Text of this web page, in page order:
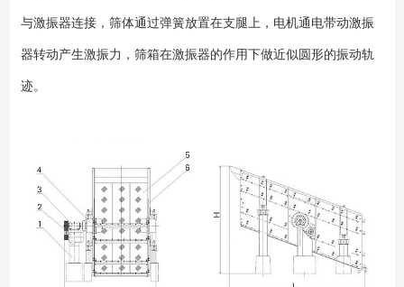
（当提供时），必须给予防护，以免遭受直接强烈光照，高温，较大的昼
夜温度变化或机械性损坏。 无论使用何种包装材料，设备均应放置在
合格后，可进行试运转，试运转前应详细检查各处的螺栓是否紧固，筛机
周围是否有妨碍筛框振动的障碍物。 试运转4－6小时，观察筛机运行
情况，若发现异常声响或失振现象，应及时停机检查原因，排除故障。试
运转时应检查以下项目： 1、振动器轴承的温度，要求*高温度不超过
75℃，温升不超过45℃。 2、各处紧固螺栓的紧固情况，发现松动应
及时按时拧紧。 振动筛试运转合格后可投入生产。筛机投入生产后的
与激振器连接，筛体通过弹簧放置在支腿上，电机通电带动激振
器转动产生激振力，筛箱在激振器的作用下做近似圆形的振动轨
迹。